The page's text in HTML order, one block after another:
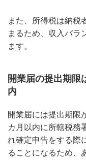
また、所得税は納税
まるため、収入バラ
ます。
開業届の提出期限
内
開業届には提出期限
カ月以内に所轄税務
れ確定申告をする際
ることになるため、